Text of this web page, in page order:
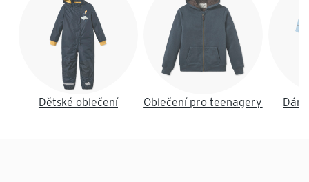
Dětské oblečení Oblečení pro teenagery